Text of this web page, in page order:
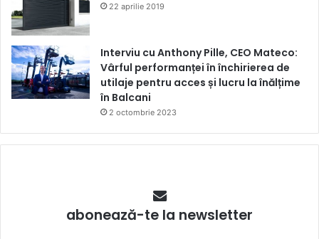
22 aprilie 2019
Interviu cu Anthony Pille, CEO Mateco:
Vârful performanței în închirierea de
utilaje pentru acces și lucru la înălțime
în Balcani
2 octombrie 2023
abonează-te la newsletter